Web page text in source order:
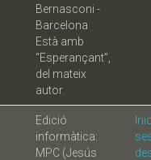
Bernasconi -
Barcelona
Està amb
“Esperançant”,
del mateix
autor.
Edició
informàtica:
MPC (Jesús